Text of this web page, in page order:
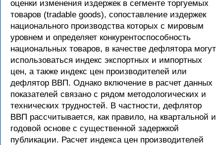
оценки изменения издержек в сегменте торгуемых
товаров (tradable goods), сопоставление издержек
национального производства которых с мировым
уровнем и определяет конкурентоспособность
национальных товаров, в качестве дефлятора могут
использоваться индекс экспортных и импортных
цен, а также индекс цен производителей или
дефлятор ВВП. Однако включение в расчет данных
показателей связано с рядом методологических и
технических трудностей. В частности, дефлятор
ВВП рассчитывается, как правило, на квартальной и
годовой основе с существенной задержкой
публикации. Расчет индекса цен производителей